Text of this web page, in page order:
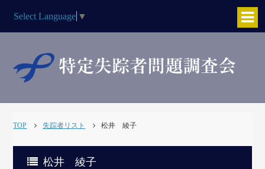
Select Language ▼
TOP 失踪者リスト 松井 綾子
松井 綾子